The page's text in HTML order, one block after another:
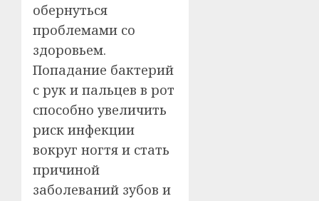
обернуться
проблемами со
здоровьем.
Попадание бактерий
с рук и пальцев в рот
способно увеличить
риск инфекции
вокруг ногтя и стать
причиной
заболеваний зубов и